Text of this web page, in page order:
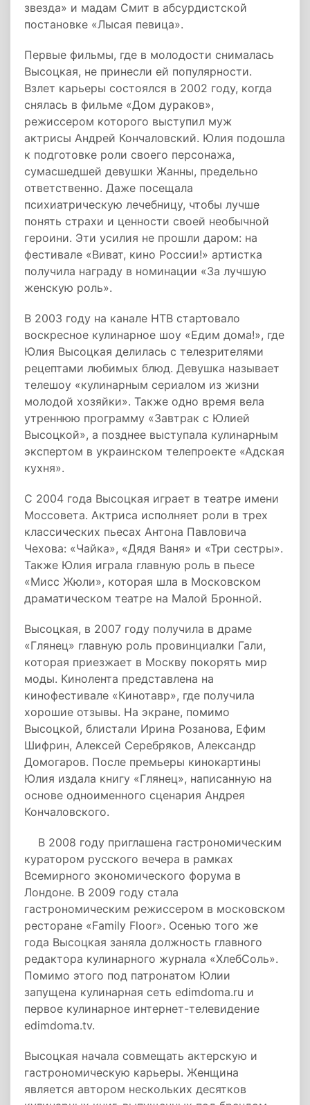
звезда» и мадам Смит в абсурдистской
постановке «Лысая певица».
Первые фильмы, где в молодости снималась
Высоцкая, не принесли ей популярности.
Взлет карьеры состоялся в 2002 году, когда
снялась в фильме «Дом дураков»,
режиссером которого выступил муж
актрисы Андрей Кончаловский. Юлия подошла
к подготовке роли своего персонажа,
сумасшедшей девушки Жанны, предельно
ответственно. Даже посещала
психиатрическую лечебницу, чтобы лучше
понять страхи и ценности своей необычной
героини. Эти усилия не прошли даром: на
фестивале «Виват, кино России!» артистка
получила награду в номинации «За лучшую
женскую роль».
В 2003 году на канале НТВ стартовало
воскресное кулинарное шоу «Едим дома!», где
Юлия Высоцкая делилась с телезрителями
рецептами любимых блюд. Девушка называет
телешоу «кулинарным сериалом из жизни
молодой хозяйки». Также одно время вела
утреннюю программу «Завтрак с Юлией
Высоцкой», а позднее выступала кулинарным
экспертом в украинском телепроекте «Адская
кухня».
С 2004 года Высоцкая играет в театре имени
Моссовета. Актриса исполняет роли в трех
классических пьесах Антона Павловича
Чехова: «Чайка», «Дядя Ваня» и «Три сестры».
Также Юлия играла главную роль в пьесе
«Мисс Жюли», которая шла в Московском
драматическом театре на Малой Бронной.
Высоцкая, в 2007 году получила в драме
«Глянец» главную роль провинциалки Гали,
которая приезжает в Москву покорять мир
моды. Кинолента представлена на
кинофестивале «Кинотавр», где получила
хорошие отзывы. На экране, помимо
Высоцкой, блистали Ирина Розанова, Ефим
Шифрин, Алексей Серебряков, Александр
Домогаров. После премьеры кинокартины
Юлия издала книгу «Глянец», написанную на
основе одноименного сценария Андрея
Кончаловского.
В 2008 году приглашена гастрономическим
куратором русского вечера в рамках
Всемирного экономического форума в
Лондоне. В 2009 году стала
гастрономическим режиссером в московском
ресторане «Family Floor». Осенью того же
года Высоцкая заняла должность главного
редактора кулинарного журнала «ХлебСоль».
Помимо этого под патронатом Юлии
запущена кулинарная сеть edimdoma.ru и
первое кулинарное интернет-телевидение
edimdoma.tv.
Высоцкая начала совмещать актерскую и
гастрономическую карьеры. Женщина
является автором нескольких десятков